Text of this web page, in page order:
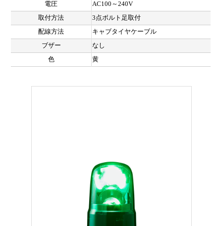
電圧
AC100～240V
取付方法
3点ボルト足取付
配線方法
キャブタイヤケーブル
ブザー
なし
色
黄